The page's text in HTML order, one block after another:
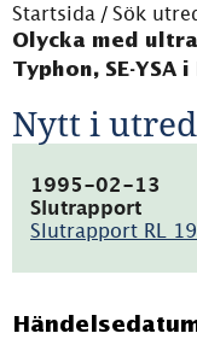
Startsida / Sök
Olycka med
Typhon, SE-YSA
Nytt i
1995-02-13
Slutrapport
Slutrapport RL
65.9kB)